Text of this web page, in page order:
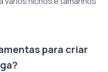
para criar